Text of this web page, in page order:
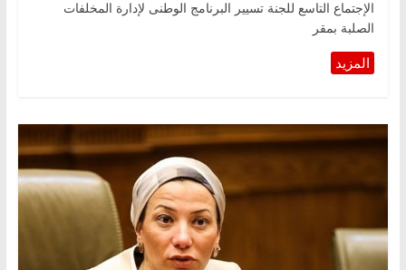
الإجتماع التاسع للجنة تسيير البرنامج الوطنى لإدارة المخلفات
الصلبة بمقر